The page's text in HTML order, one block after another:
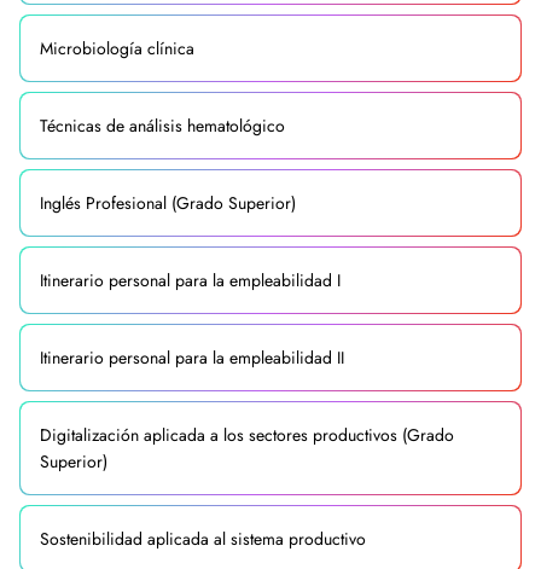
Microbiología clínica
Técnicas de análisis hematológico
Inglés Profesional (Grado Superior)
Itinerario personal para la empleabilidad I
Itinerario personal para la empleabilidad II
Digitalización aplicada a los sectores productivos (Grado
Superior)
Sostenibilidad aplicada al sistema productivo